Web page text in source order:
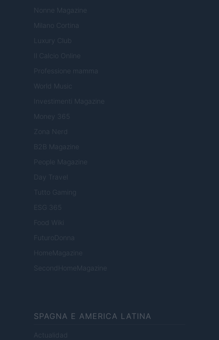
Nonne Magazine
Milano Cortina
Luxury Club
Il Calcio Online
Professione mamma
World Music
Investimenti Magazine
Money 365
Zona Nerd
B2B Magazine
People Magazine
Day Travel
Tutto Gaming
ESG 365
Food Wiki
FuturoDonna
HomeMagazine
SecondHomeMagazine
SPAGNA E AMERICA LATINA
Actualidad